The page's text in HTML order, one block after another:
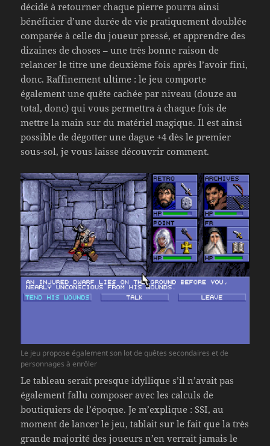
décidé à retourner chaque pierre pourra ainsi
bénéficier d’une durée de vie pratiquement doublée
comparée à celle du joueur pressé, et apprendre des
dizaines de choses – une très bonne raison de
relancer le titre une deuxième fois après l’avoir fini,
donc. Raffinement ultime : le jeu comporte
également une quête cachée par niveau (douze au
total, donc) qui vous permettra à chaque fois de
mettre la main sur du matériel magique. Il est ainsi
possible de dégotter une dague +4 dès le premier
sous-sol, je vous laisse découvrir comment.
Le jeu propose également son lot de quêtes secondaires et de
personnages à enrôler
Le tableau serait presque idyllique s’il n’avait pas
également fallu composer avec les calculs de
boutiquiers de l’époque. Je m’explique : SSI, au
moment de lancer le jeu, tablait sur le fait que la très
grande majorité des joueurs n’en verrait jamais le